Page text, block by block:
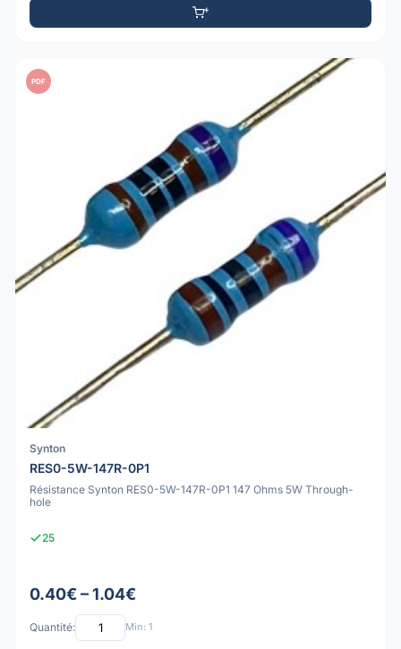
PDF
Synton
RES0-5W-147R-0P1
Résistance Synton RES0-5W-147R-0P1 147 Ohms 5W Through-
hole
25
0.40€ – 1.04€
Quantité: Min: 1